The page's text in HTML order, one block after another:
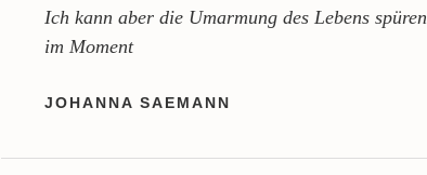
Ich kann aber die Umarmung des Lebens spüren
im Moment
JOHANNA SAEMANN